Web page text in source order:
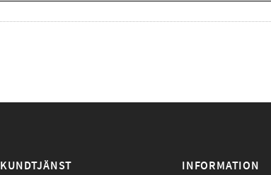
KUNDTJÄNST INFORMATION